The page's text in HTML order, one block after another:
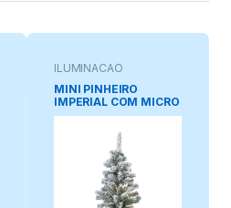
ILUMINAÇAO
ORNAMENTAL
MINI PINHEIRO
IMPERIAL COM MICRO
LED, LUZ FIXA
Ø36x60cm.